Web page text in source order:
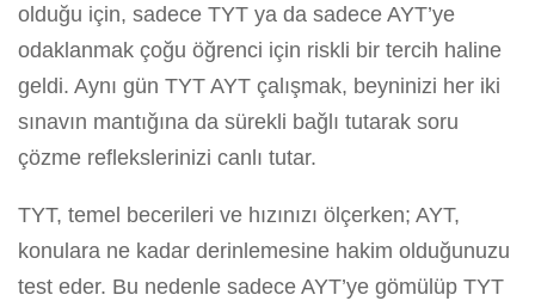
olduğu için, sadece TYT ya da sadece AYT’ye
odaklanmak çoğu öğrenci için riskli bir tercih haline
geldi. Aynı gün TYT AYT çalışmak, beyninizi her iki
sınavın mantığına da sürekli bağlı tutarak soru
çözme reflekslerinizi canlı tutar.
TYT, temel becerileri ve hızınızı ölçerken; AYT,
konulara ne kadar derinlemesine hakim olduğunuzu
test eder. Bu nedenle sadece AYT’ye gömülüp TYT